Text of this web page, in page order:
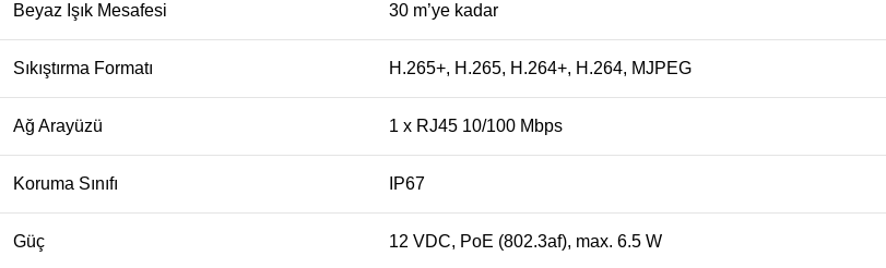
Beyaz Işık Mesafesi 30 m’ye kadar
Sıkıştırma Formatı H.265+, H.265, H.264+, H.264, MJPEG
Ağ Arayüzü 1 x RJ45 10/100 Mbps
Koruma Sınıfı IP67
Güç 12 VDC, PoE (802.3af), max. 6.5 W